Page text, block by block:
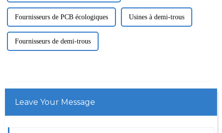
Fournisseurs de PCB écologiques Usines à demi-trous
Fournisseurs de demi-trous
Leave Your Message